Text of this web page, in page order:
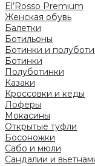
El’Rosso Premium
Женская обувь
Балетки
Ботильоны
Ботинки и
Ботинки
Полуботинки
Казаки
Кроссовки и кеды
Лоферы
Мокасины
Открытые туфли
Босоножки
Сабо и мюли
Сандалии и